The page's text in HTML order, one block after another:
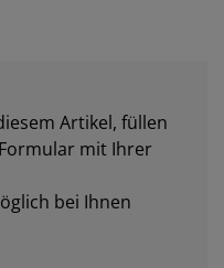
Artikel, füllen
mit Ihrer
bei Ihnen